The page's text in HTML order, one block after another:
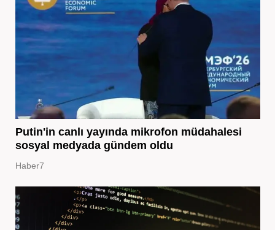
Putin'in canlı yayında mikrofon müdahalesi
sosyal medyada gündem oldu
Haber7